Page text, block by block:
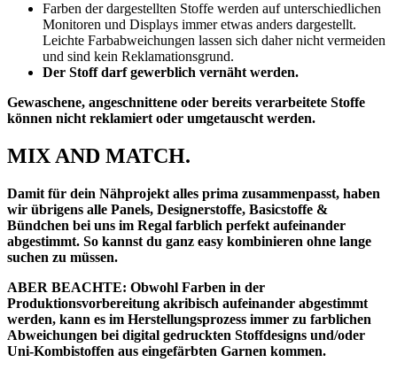
Farben der dargestellten Stoffe werden auf unterschiedlichen
Monitoren und Displays immer etwas anders dargestellt.
Leichte Farbabweichungen lassen sich daher nicht vermeiden
und sind kein Reklamationsgrund.
Der Stoff darf gewerblich vernäht werden.
Gewaschene, angeschnittene oder bereits verarbeitete Stoffe
können nicht reklamiert oder umgetauscht werden.
MIX AND MATCH.
Damit für dein Nähprojekt alles prima zusammenpasst, haben
wir übrigens alle Panels, Designerstoffe, Basicstoffe &
Bündchen bei uns im Regal farblich perfekt aufeinander
abgestimmt. So kannst du ganz easy kombinieren ohne lange
suchen zu müssen.
ABER BEACHTE: Obwohl Farben in der
Produktionsvorbereitung akribisch aufeinander abgestimmt
werden, kann es im Herstellungsprozess immer zu farblichen
Abweichungen bei digital gedruckten Stoffdesigns und/oder
Uni-Kombistoffen aus eingefärbten Garnen kommen.